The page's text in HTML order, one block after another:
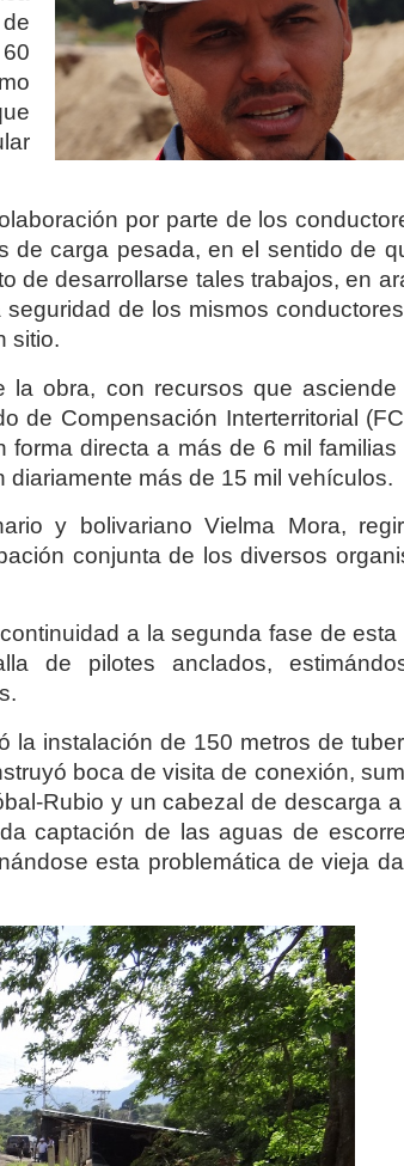
por parte de los
de carga pesada, en el sentido de
de desarrollarse tales trabajos, en
de los mismos
sitio.
la obra, con recursos que
de Compensación Interterritorial
directa a más de 6 mil familias
más de 15 mil vehículos.
y bolivariano Vielma Mora,
conjunta de los diversos
a la segunda fase de esta
de pilotes anclados,
la instalación de 150 metros de
boca de visita de conexión,
Rubio y un cabezal de descarga
captación de las aguas de
esta problemática de vieja